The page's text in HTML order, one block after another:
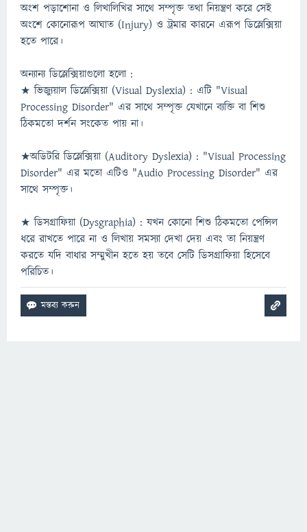
অংশ পড়াশোনা ও লিখালিখির সাথে সম্পৃক্ত তথা নিয়ন্ত্রণ করে সেই
অংশে কোনোরূপ আঘাত (Injury) ও ট্রমার কারনে এরূপ ডিস্লেক্সিয়া
হতে পারে।
অন্যান্য ডিস্লেক্সিয়াগুলো হলো :
★ ভিজ্যুয়াল ডিস্লেক্সিয়া (Visual Dyslexia) : এটি "Visual
Processing Disorder" এর সাথে সম্পৃক্ত যেখানে ব্যক্তি বা শিশু
ঠিকমতো দর্শন সংকেত পায় না।
★অডিটরি ডিস্লেক্সিয়া (Auditory Dyslexia) : "Visual Processing
Disorder" এর মতো এটিও "Audio Processing Disorder" এর
সাথে সম্পৃক্ত।
★ ডিসগ্রাফিয়া (Dysgraphia) : যখন কোনো শিশু ঠিকমতো পেন্সিল
ধরে রাখতে পারে না ও লিখায় সমস্যা দেখা দেয় এবং তা নিয়ন্ত্রণ
করতে যদি বাধার সম্মুখীন হতে হয় তবে সেটি ডিসগ্রাফিয়া হিসেবে
পরিচিত।